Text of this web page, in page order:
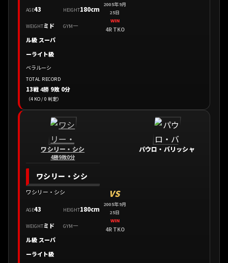
AGE43 HEIGHT180cm
WEIGHTミド
ル級 スーパ
ーライト級
GYM—
ベラルーシ
TOTAL RECORD
13戦4勝 9敗 0分
（4 KO / 0 判定）
2005年9月
25日
WIN
4R TKO
ワシリー・シシ
4勝9敗0分
ワシリー・シシ
ワシリー・シシ
AGE43 HEIGHT180cm
WEIGHTミド
ル級 スーパ
ーライト級
GYM—
VS
2005年9月
25日
WIN
4R TKO
パウロ・バリッシャ